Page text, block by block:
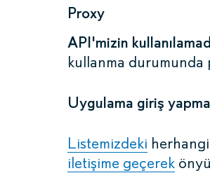
Proxy
API'mizin
kullanma durumunda
Uygulama giriş
Listemizdeki
iletişime geçerek